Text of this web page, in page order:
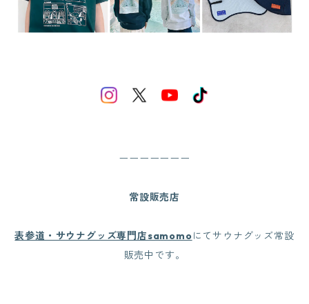
ーーーーーーー
常設販売店
表参道・サウナグッズ専門店samomoにてサウナグッズ常設
販売中です。